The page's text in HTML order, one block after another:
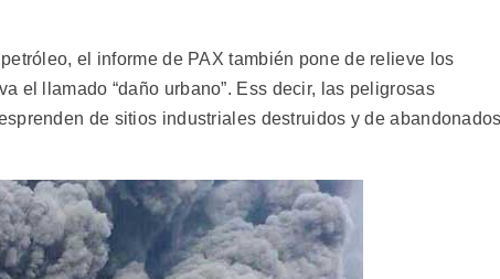
el informe de PAX también pone de relieve los
el llamado “daño urbano”. Ess decir, las peligrosas
de sitios industriales destruidos y de